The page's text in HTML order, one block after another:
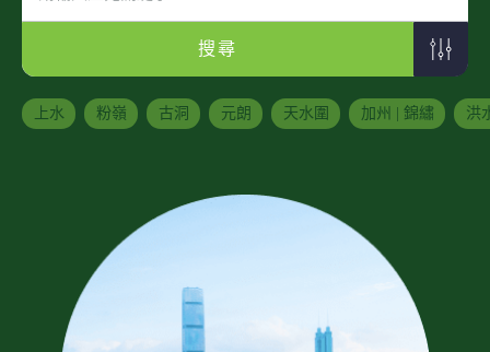
搜尋
上水 粉嶺 古洞 元朗 天水圍 加州 | 錦繡 洪